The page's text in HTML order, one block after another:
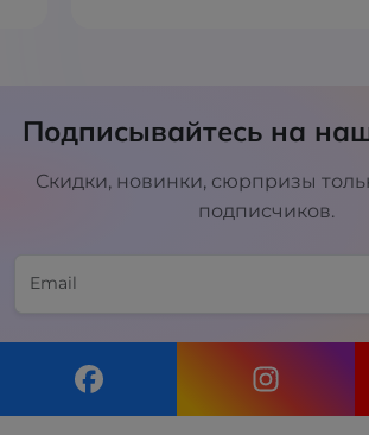
Подписывайтесь на
Скидки, новинки, сюрпризы
подписчиков.